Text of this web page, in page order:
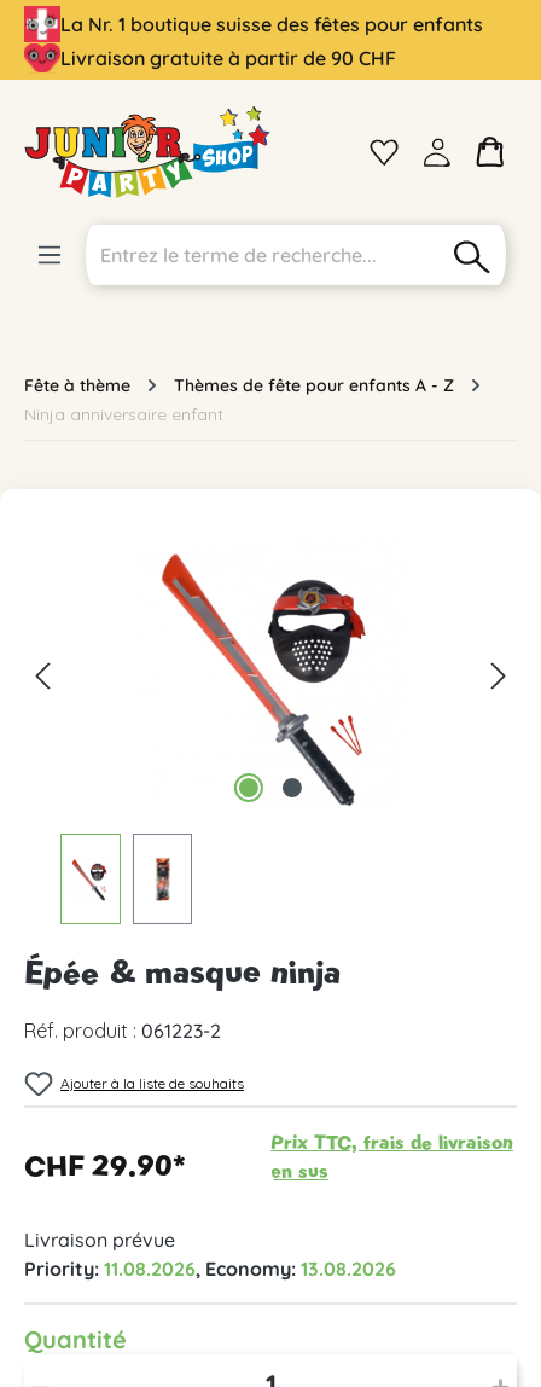
principal
La Nr. 1 boutique suisse des fêtes pour enfants
Livraison gratuite à partir de 90 CHF
Fête à thème
Thèmes de fête pour enfants A - Z
Ninja anniversaire enfant
Ignorer la galerie d'images
Épée & masque ninja
Réf. produit : 061223-2
Ajouter à la liste de souhaits
CHF 29.90*
Prix TTC, frais de livraison
en sus
Livraison prévue
Priority: 11.08.2026, Economy: 13.08.2026
Quantité